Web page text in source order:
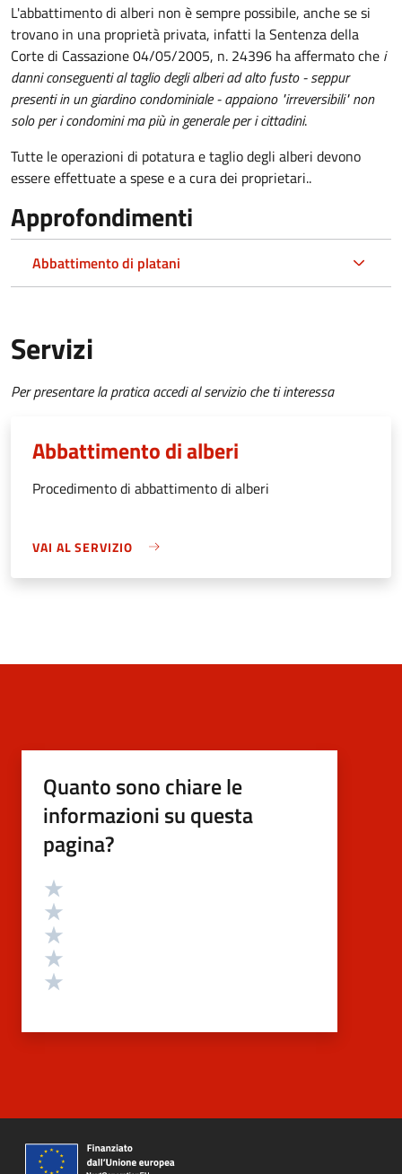
L'abbattimento di alberi non è sempre possibile, anche se si
trovano in una proprietà privata, infatti la Sentenza della
Corte di Cassazione 04/05/2005, n. 24396 ha affermato che i
danni conseguenti al taglio degli alberi ad alto fusto - seppur
presenti in un giardino condominiale - appaiono "irreversibili" non
solo per i condomini ma più in generale per i cittadini.
Tutte le operazioni di potatura e taglio degli alberi devono
essere effettuate a spese e a cura dei proprietari..
Approfondimenti
Abbattimento di platani
Servizi
Per presentare la pratica accedi al servizio che ti interessa
Abbattimento di alberi
Procedimento di abbattimento di alberi
VAI AL SERVIZIO
Quanto sono chiare le
informazioni su questa
pagina?
Valutazione